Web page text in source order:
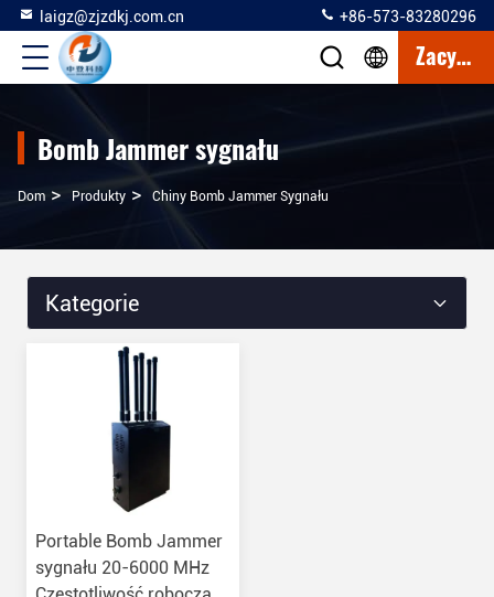
laigz@zjzdkj.com.cn +86-573-83280296
Zacytować
Bomb Jammer sygnału
Dom > Produkty > Chiny Bomb Jammer Sygnału
Kategorie
Portable Bomb Jammer
sygnału 20-6000 MHz